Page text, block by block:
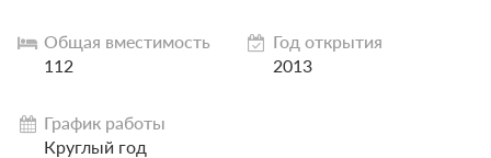
Общая вместимость
112
Год открытия
2013
График работы
Круглый год